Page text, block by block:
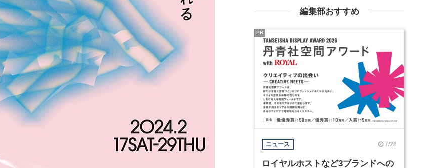
編集部おすすめ
ニュース 7/28
ロイヤルホストなど3ブランドへの
PR